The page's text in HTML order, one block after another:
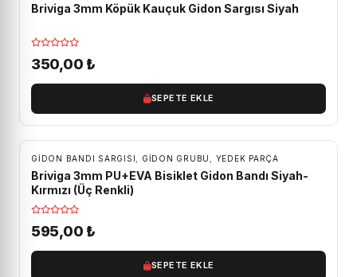
Briviga 3mm Köpük Kauçuk Gidon Sargısı Siyah
350,00 ₺
SEPETE EKLE
GIDON BANDI SARGISI GIDON GRUBU YEDEK PARÇA
Briviga 3mm PU+EVA Bisiklet Gidon Bandı Siyah-
Kırmızı (Üç Renkli)
595,00 ₺
SEPETE EKLE